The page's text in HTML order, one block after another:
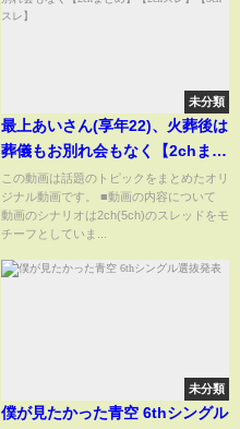
未分類
最上あいさん(享年22)、火葬後は
葬儀もお別れ会もなく【2chまと
め】【2chスレ】【5chスレ】
この動画は話題のトピックをまとめたオリ
ジナル動画です。 ■動画の内容について
動画のシナリオは2ch(5ch)のスレッドをモ
チーフとしていま...
未分類
僕が見たかった青空 6thシングル